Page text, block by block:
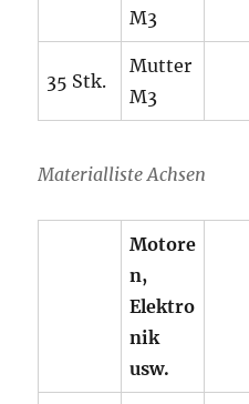
M3
35 Stk.
Mutter
M3
Materialliste Achsen
Motore
n,
Elektro
nik
usw.